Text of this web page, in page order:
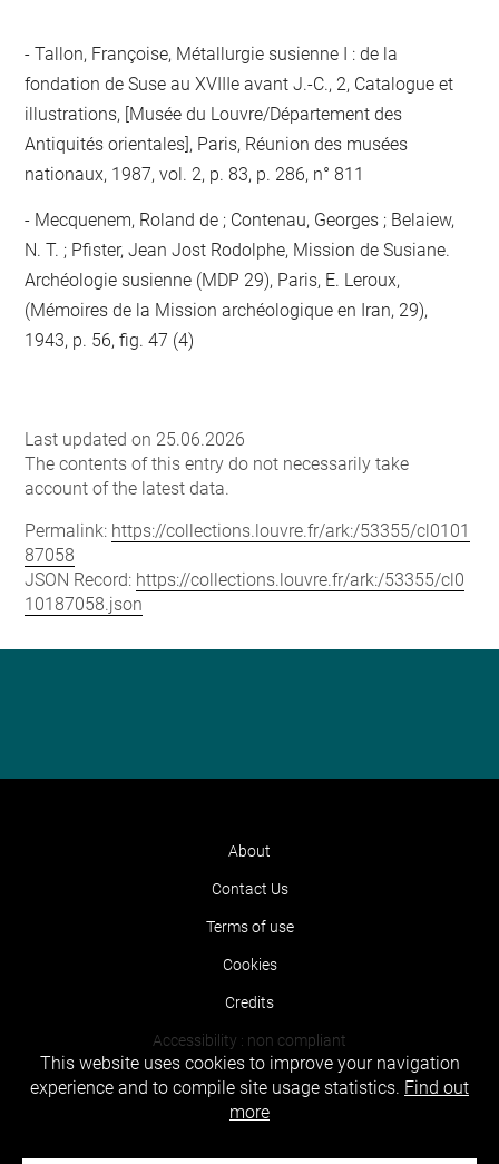
Tallon, Françoise, Métallurgie susienne I : de la
fondation de Suse au XVIIIe avant J.-C., 2, Catalogue et
illustrations, [Musée du Louvre/Département des
Antiquités orientales], Paris, Réunion des musées
nationaux, 1987, vol. 2, p. 83, p. 286, n° 811
Mecquenem, Roland de ; Contenau, Georges ; Belaiew,
N. T. ; Pfister, Jean Jost Rodolphe, Mission de Susiane.
Archéologie susienne (MDP 29), Paris, E. Leroux,
(Mémoires de la Mission archéologique en Iran, 29),
1943, p. 56, fig. 47 (4)
Last updated on 25.06.2026
The contents of this entry do not necessarily take
account of the latest data.
Permalink: https://collections.louvre.fr/ark:/53355/cl0101
87058
JSON Record: https://collections.louvre.fr/ark:/53355/cl0
10187058.json
About
Contact Us
Terms of use
Cookies
Credits
Accessibility : non compliant
This website uses cookies to improve your navigation
experience and to compile site usage statistics. Find out
more